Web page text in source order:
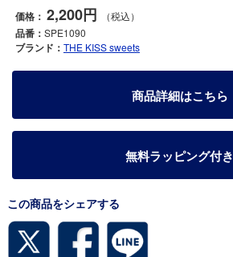
価格： 2,200円 （税込）
品番： SPE1090
ブランド： THE KISS sweets
商品詳細はこちら
無料ラッピング付き
この商品をシェアする